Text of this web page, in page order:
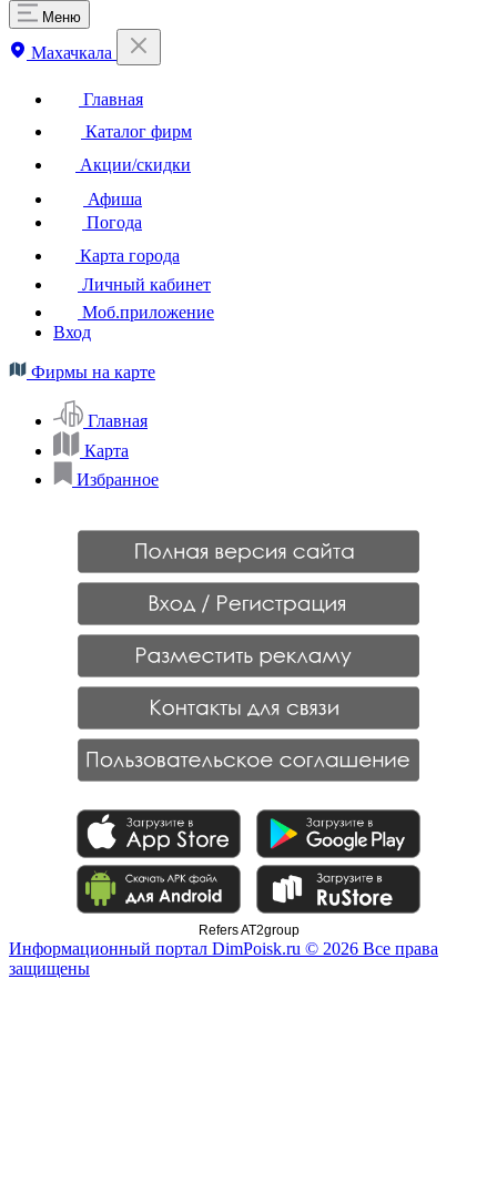
Меню
Махачкала
Главная
Каталог фирм
Акции/скидки
Афиша
Погода
Карта города
Личный кабинет
Моб.приложение
Вход
Фирмы на карте
Главная
Карта
Избранное
Refers AT2group
Информационный портал DimPoisk.ru © 2026 Все права
защищены